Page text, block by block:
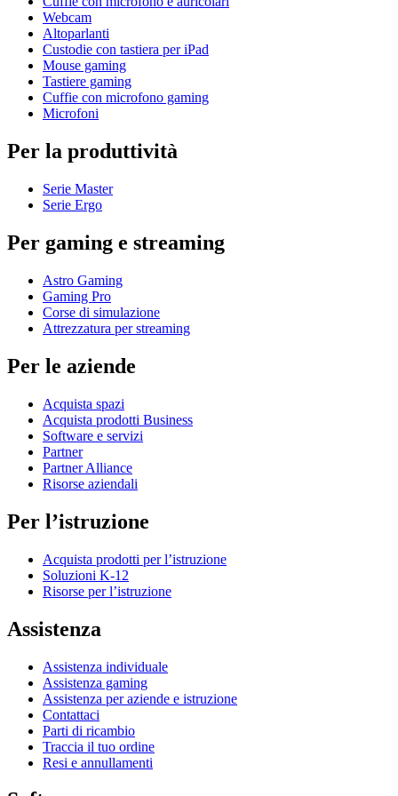
Webcam
Altoparlanti
Custodie con tastiera per iPad
Mouse gaming
Tastiere gaming
Cuffie con microfono gaming
Microfoni
Per la produttività
Serie Master
Serie Ergo
Per gaming e streaming
Astro Gaming
Gaming Pro
Corse di simulazione
Attrezzatura per streaming
Per le aziende
Acquista spazi
Acquista prodotti Business
Software e servizi
Partner
Partner Alliance
Risorse aziendali
Per l’istruzione
Acquista prodotti per l’istruzione
Soluzioni K-12
Risorse per l’istruzione
Assistenza
Assistenza individuale
Assistenza gaming
Assistenza per aziende e istruzione
Contattaci
Parti di ricambio
Traccia il tuo ordine
Resi e annullamenti